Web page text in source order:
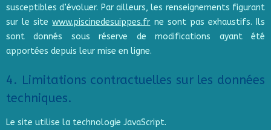
susceptibles d’évoluer. Par ailleurs, les renseignements figurant
sur le sitewww.piscinedesuippes.fr ne sont pas exhaustifs. Ils
sont donnés sous réserve de modifications ayant été
apportées depuis leur mise en ligne.
4. Limitations contractuelles sur les données
techniques.
Le site utilise la technologie JavaScript.